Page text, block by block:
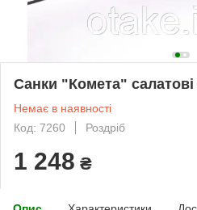
Санки "Комета"
Немає в наявності
Код: 7260
Роздріб
1 248 ₴